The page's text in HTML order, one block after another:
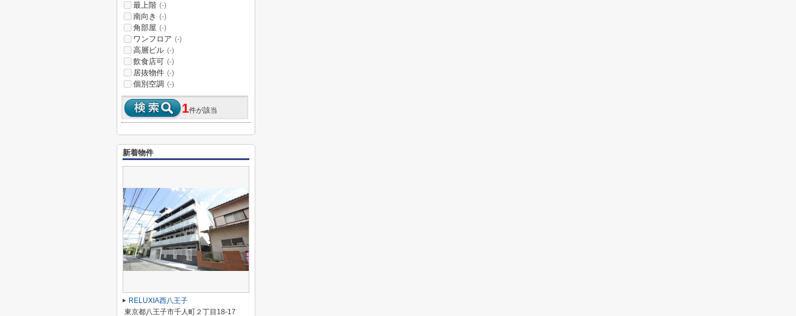
最上階 (-)
南向き (-)
角部屋 (-)
ワンフロア (-)
高層ビル (-)
飲食店可 (-)
居抜物件 (-)
個別空調 (-)
1件が該当
新着物件
RELUXIA西八王子
東京都八王子市千人町２丁目18-17